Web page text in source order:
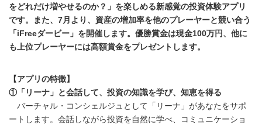
をどれだけ増やせるのか？」を楽しめる新感覚の投資体験アプリ
です。また、7月より、資産の増加率を他のプレーヤーと競い合う
「iFreeダービー」を開催します。優勝賞金は現金100万円、他に
も上位プレーヤーには高額賞金をプレゼントします。
【アプリの特徴】
①「リーナ」と会話して、投資の知識を学び、知恵を得る
バーチャル・コンシェルジュとして「リーナ」があなたをサポ
ートします。会話しながら投資を自然に学べ、コミュニケーショ